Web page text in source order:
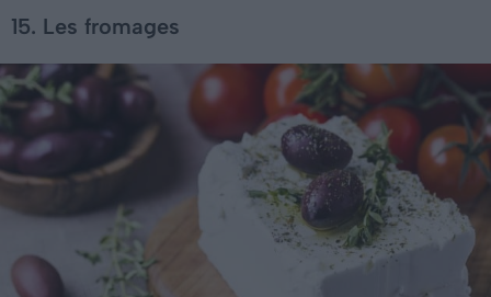
15. Les fromages